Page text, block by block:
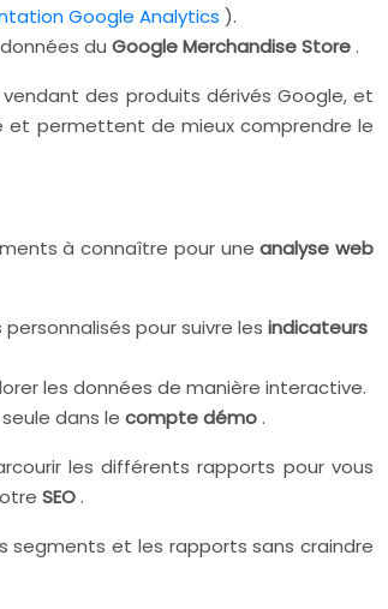
Google Analytics ).
du Google Merchandise Store.
des produits dérivés Google, et
et permettent de mieux comprendre le
à connaître pour uneanalyse web
pour suivre les indicateurs
les données de manière interactive.
dans le compte démo.
les différents rapports pour vous
SEO.
segments et les rapports sans craindre